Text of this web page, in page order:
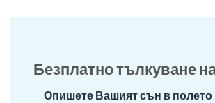
Безплатно тълкуване
Опишете Вашият сън в полето